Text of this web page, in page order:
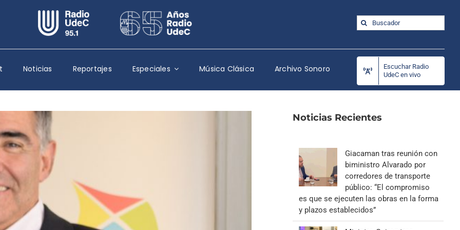
Escuchar Radio UdeC en vivo
Quiénes Somos
Programación
Podcast
Música Clásica
Especiales
Buscar:
Noticias Reportajes Especiales Música Clásica Archivo Sonoro
Escuchar Radio
UdeC en vivo
Noticias Recientes
Giacaman tras reunión con
biministro Alvarado por
corredores de transporte
público: “El compromiso
es que se ejecuten las obras en la forma
y plazos establecidos”